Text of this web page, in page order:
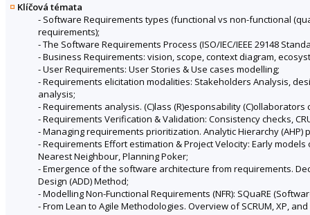
Klíčová témata
- Software Requirements types (functional vs non-functional
requirements);
- The Software Requirements Process (ISO/IEC/IEEE 29148
- Business Requirements: vision, scope, context diagram,
- User Requirements: User Stories & Use cases modelling;
- Requirements elicitation modalities: Stakeholders Analysis,
analysis;
- Requirements analysis. (C)lass (R)esponsability
- Requirements Verification & Validation: Consistency checks,
- Managing requirements prioritization. Analytic Hierarchy (AHP)
- Requirements Effort estimation & Project Velocity: Early
Nearest Neighbour, Planning Poker;
- Emergence of the software architecture from requirements.
Design (ADD) Method;
- Modelling Non-Functional Requirements (NFR): SQuaRE
- From Lean to Agile Methodologies. Overview of SCRUM, XP,